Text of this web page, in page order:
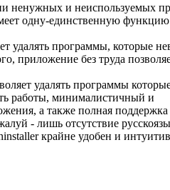
ненужных и неиспользуемых
одну-единственную
удалять программы, которые
приложение без труда
удалять программы
работы, минималистичный и
а также полная
- лишь отсутствие
крайне удобен и